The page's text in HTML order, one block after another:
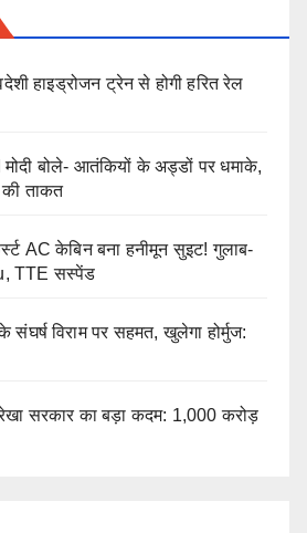
हाइड्रोजन ट्रेन से होगी हरित रेल
मोदी बोले- आतंकियों के अड्डों पर धमाके,
की ताकत
AC केबिन बना हनीमून सुइट! गुलाब-
TTE सस्पेंड
संघर्ष विराम पर सहमत, खुलेगा होर्मुज:
सरकार का बड़ा कदम: 1,000 करोड़